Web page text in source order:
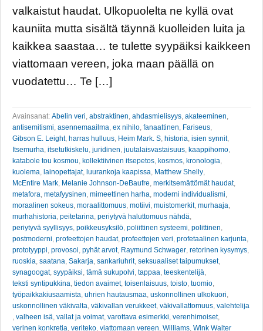
valkaistut haudat. Ulkopuolelta ne kyllä ovat
kauniita mutta sisältä täynnä kuolleiden luita ja
kaikkea saastaa… te tulette syypäiksi kaikkeen
viattomaan vereen, joka maan päällä on
vuodatettu… Te […]
Avainsanat: Abelin veri abstraktinen ahdasmielisyys akateeminen
antisemitismi asennemaailma ex nihilo fanaattinen Fariseus
Gibson E. Leight, harras hulluus Heim Mark. S historia isien synnit,
Itsemurha itsetutkiskelu juridinen juutalaisvastaisuus kaappihomo
katabole tou kosmou kollektiivinen itsepetos kosmos kronologia
kuolema lainopettajat, luurankoja kaapissa Matthew Shelly
McEntire Mark Melanie Johnson-DeBaufre merkitsemättömät haudat,
metafora metafyysinen mimeettinen harha moderni individualismi
moraalinen sokeus moraalittomuus motiivi muistomerkit, murhaaja
murhahistoria peitetarina periytyvä haluttomuus nähdä
periytyvä syyllisyys poikkeusyksilö poliittinen systeemi polittinen
postmoderni profeettojen haudat, profeettojen veri profetaalinen karjunta
prototyyppi provosoi pyhät arvot, Raymund Schwager retorinen kysymys
ruoskia saatana Sakarja sankariuhrit, seksuaaliset taipumukset,
synagoogat, syypäiksi tämä sukupolvi tappaa teeskentelijä
teksti syntipukkina tiedon avaimet, toisenlaisuus toisto tuomio
työpaikkakiusaamista uhrien hautausmaa uskonnollinen ulkokuori
uskonnollinen väkivalta väkivallan verukkeet, väkivallattomuus valehtelija
valheen isä vallat ja voimat, varottava esimerkki verenhimoiset,
verinen konkretia veriteko viattomaan vereen Williams Wink Walter